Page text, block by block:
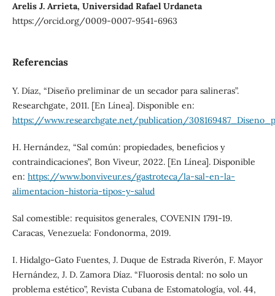
Arelis J. Arrieta, Universidad Rafael Urdaneta
https://orcid.org/0009-0007-9541-6963
Referencias
Y. Díaz, “Diseño preliminar de un secador para salineras”.
Researchgate, 2011. [En Línea]. Disponible en:
https://www.researchgate.net/publication/
H. Hernández, “Sal común: propiedades, beneficios y
contraindicaciones”, Bon Viveur, 2022. [En Línea]. Disponible
en: https://www.bonviveur.es/gastroteca/la-sal-en-la-
alimentacion-historia-tipos-y-salud
Sal comestible: requisitos generales, COVENIN 1791-19.
Caracas, Venezuela: Fondonorma, 2019.
I. Hidalgo-Gato Fuentes, J. Duque de Estrada Riverón, F. Mayor
Hernández, J. D. Zamora Díaz. “Fluorosis dental: no solo un
problema estético”, Revista Cubana de Estomatología, vol. 44,